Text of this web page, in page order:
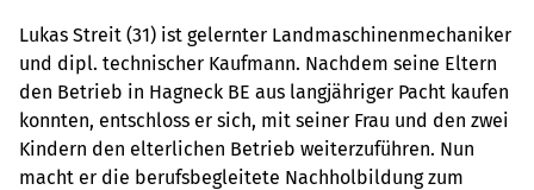
Lukas Streit (31) ist gelernter Landmaschinenmechaniker
und dipl. technischer Kaufmann. Nachdem seine Eltern
den Betrieb in Hagneck BE aus langjähriger Pacht kaufen
konnten, entschloss er sich, mit seiner Frau und den zwei
Kindern den elterlichen Betrieb weiterzuführen. Nun
macht er die berufsbegleitete Nachholbildung zum